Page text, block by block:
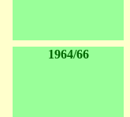
1964/66